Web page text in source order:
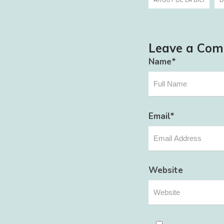
Leave a
Name*
Email*
Website